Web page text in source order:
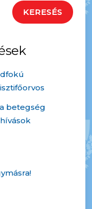
KERESÉS
betegség